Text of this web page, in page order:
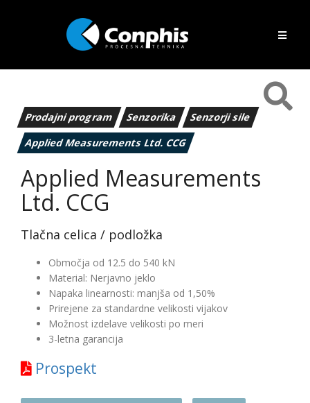
Prodajni program Senzorika
Senzorji sile
Applied Measurements Ltd. CCG
Applied Measurements
Ltd. CCG
Tlačna celica / podložka
Območja od 12.5 do 540 kN
Material: Nerjavno jeklo
Napaka linearnosti: manjša od 1,50%
Prirejene za standardne velikosti vijakov
Možnost izdelave velikosti po meri
3-letna garancija
Prospekt